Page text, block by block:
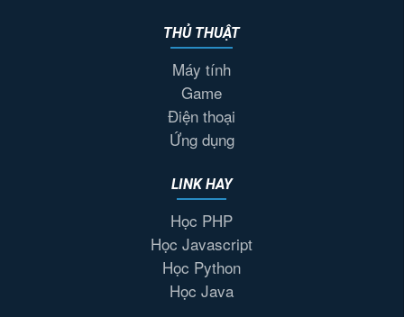
THỦ THUẬT
Máy tính
Game
Điện thoại
Ứng dụng
LINK HAY
Học PHP
Học Javascript
Học Python
Học Java